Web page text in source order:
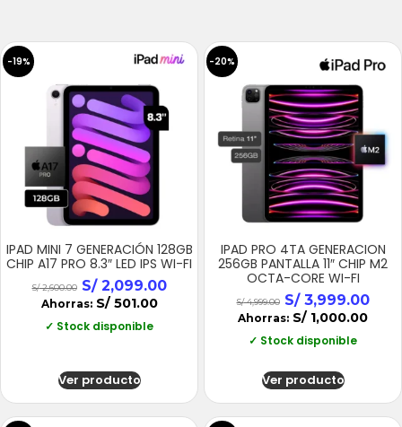
-19%
IPAD MINI 7 GENERACIÓN 128GB
CHIP A17 PRO 8.3″ LED IPS WI-FI
S/2,600.00 S/2,099.00
Ahorras: S/501.00
✓ Stock disponible
Ver producto
-20%
IPAD PRO 4TA GENERACION
256GB PANTALLA 11″ CHIP M2
OCTA-CORE WI-FI
S/4,999.00 S/3,999.00
Ahorras: S/ 1,000.00
✓ Stock disponible
Ver producto